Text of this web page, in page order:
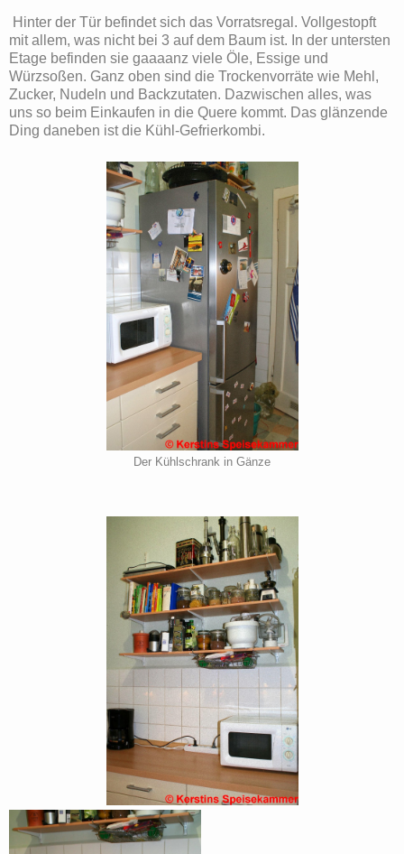
Hinter der Tür befindet sich das Vorratsregal. Vollgestopft
mit allem, was nicht bei 3 auf dem Baum ist. In der untersten
Etage befinden sie gaaaanz viele Öle, Essige und
Würzsoßen. Ganz oben sind die Trockenvorräte wie Mehl,
Zucker, Nudeln und Backzutaten. Dazwischen alles, was
uns so beim Einkaufen in die Quere kommt. Das glänzende
Ding daneben ist die Kühl-Gefrierkombi.
Der Kühlschrank in Gänze